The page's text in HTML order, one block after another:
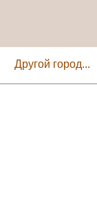
Другой город...